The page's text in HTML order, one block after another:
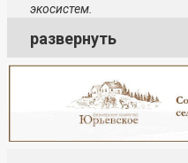
экосистем.
развернуть